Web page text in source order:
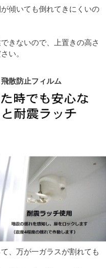
傾いても倒れてきにくいの
きないので、上置きの高さ
い。
散防止フィルム
、万が一ガラスが割れても